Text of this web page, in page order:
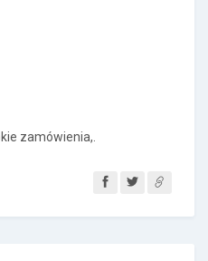
zamówienia,.